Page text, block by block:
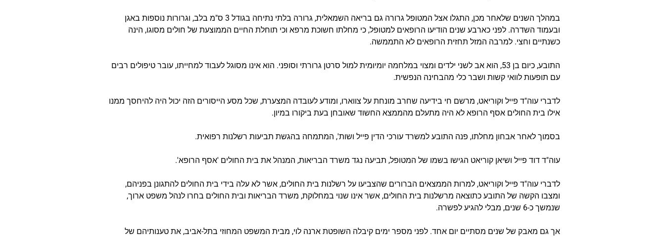
במהלך השנים שלאחר מכן, התגלו אצל המטופל גרורה גם בריאה השמאלית, גרורה בלתי נתיחה בגודל 3 ס"מ בלב, וגרורות נוספות באגן
ובעמוד השדרה. לפני כארבע שנים הודיעו הרופאים למטופל, כי מחלתו חשוכת מרפא וכי תוחלת החיים הממוצעת של חולים מסוגו, הינה
כשנתיים וחצי. למרבה המזל תחזית הרופאים לא התממשה.
התובע, כיום בן 53, הוא אב לשני ילדים ומצוי במלחמה יומיומית למול סרטן גרורתי וסופני. הוא אינו מסוגל לעבוד למחייתו, עובר טיפולים רבים
עם תופעות לוואי קשות ושבר כלי מהבחינה הנפשית.
לדברי עוה"ד פייל וקוריאט, מרשם חי בידיעה שחרב מונחת על צווארו, ומודע לעובדה המצערת, שכל מסע הייסורים הזה יכול היה להיחסך ממנו
אילו בית החולים אסף הרופא לא היה מתעלם מהממצא החשוד שאובחן בעת ביקורו במיון.
בסמוך לאחר אבחון מחלתו, פנה התובע למשרד עורכי הדין פייל ושות', המתמחה בהגשת תביעות רשלנות רפואית.
עוה"ד דוד פייל ושיאן קוריאט הגישו בשמו של המטופל, תביעה נגד משרד הבריאות, המנהל את בית החולים 'אסף הרופא'.
לדברי עוה"ד פייל וקוריאט, למרות הממצאים הברורים שהצביעו על רשלנות בית החולים, אשר לא עלה בידי בית החולים להתגונן בפניהם,
ומצבו הקשה של התובע כתוצאה מרשלנות בית החולים, אשר אינו שנוי במחלוקת, משרד הבריאות ובית החולים בחרו לנהל משפט ארוך,
שנמשך כ-6 שנים, מבלי להגיע לפשרה.
אך גם מאבק של שנים מסתיים יום אחד. לפני מספר ימים קיבלה השופטת ארנה לוי, מבית המשפט המחוזי בתל-אביב, את טענותיהם של